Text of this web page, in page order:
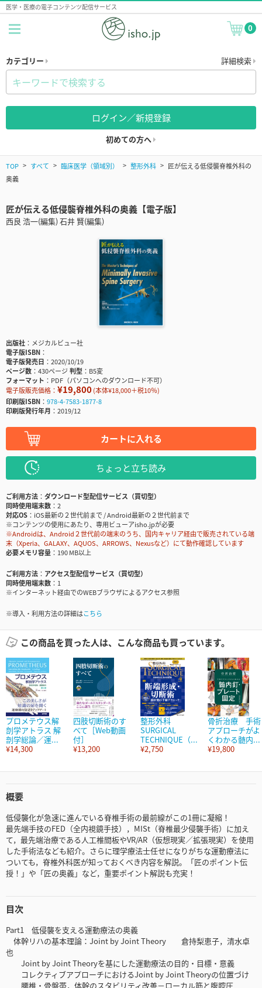
医学・医療の電子コンテンツ配信サービス
0
カテゴリー 詳細検索
ログイン／新規登録
初めての方へ
TOP すべて 臨床医学（領域別） 整形外科
匠が伝える低侵襲脊椎外科の
奥義
匠が伝える低侵襲脊椎外科の奥義【電子版】
西良 浩一(編集) 石井 賢(編集)
出版社
メジカルビュー社
電子版ISBN
電子版発売日
2020/10/19
ページ数
430ページ判型
B5変
フォーマット
PDF（パソコンへのダウンロード不可）
電子版販売価格： ¥19,800(本体¥18,000＋税10％)
印刷版ISBN
978-4-7583-1877-8
印刷版発行年月
2019/12
カートに入れる
ちょっと立ち読み
ご利用方法
ダウンロード型配信サービス（買切型）
同時使用端末数
2
対応OS
iOS最新の２世代前まで / Android最新の２世代前まで
※コンテンツの使用にあたり、専用ビューアisho.jpが必要
※Androidは、Android２世代前の端末のうち、国内キャリア経由で販売されている端
末（Xperia、GALAXY、AQUOS、ARROWS、Nexusなど）にて動作確認しています
必要メモリ容量
190 MB以上
ご利用方法
アクセス型配信サービス（買切型）
同時使用端末数
1
※インターネット経由でのWEBブラウザによるアクセス参照
※導入・利用方法の詳細はこちら
この商品を買った人は、こんな商品も買っています。
プロメテウス解
剖学アトラス 解
剖学総論／運...
¥14,300
四肢切断術のす
べて［Web動画
付］
¥13,200
整形外科
SURGICAL
TECHNIQUE（...
¥2,750
骨折治療 手術
アプローチがよ
くわかる髄内...
¥19,800
概要
低侵襲化が急速に進んでいる脊椎手術の最前線がこの1冊に凝縮！
最先端手技のFED（全内視鏡手技），MISt（脊椎最少侵襲手術）に加え
て，最先端治療である人工椎間板やVR/AR（仮想現実／拡張現実）を使用
した手術法なども紹介。さらに理学療法士任せになりがちな運動療法に
ついても，脊椎外科医が知っておくべき内容を解説。「匠のポイント伝
授！」や「匠の奥義」など，重要ポイント解説も充実！
目次
Part1 低侵襲を支える運動療法の奥義
体幹リハの基本理論：Joint by Joint Theory 倉持梨恵子，清水卓
也
Joint by Joint Theoryを基にした運動療法の目的・目標・意義
コレクティブアプローチにおけるJoint by Joint Theoryの位置づけ
腰椎・骨盤帯，体幹のスタビリティ改善－ローカル筋と腹腔圧